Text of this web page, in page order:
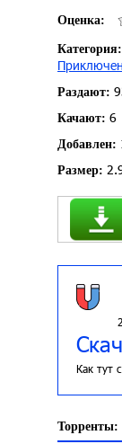
Оценка:
Категория:
Раздают:
Качают: 6
Добавлен:
Размер:
Как тут
Торренты: